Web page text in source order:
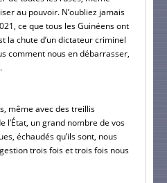
au pouvoir. N’oubliez jamais
ce que tous les Guinéens ont
la chute d’un dictateur criminel
comment nous en débarrasser,
même avec des treillis
l’État, un grand nombre de vos
échaudés qu’ils sont, nous
trois fois et trois fois nous